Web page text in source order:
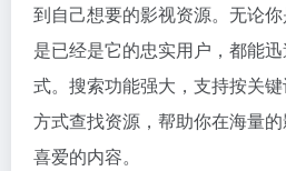
到自己想要的影视资源。无论
是已经是它的忠实用户，都能
式。搜索功能强大，支持按关
方式查找资源，帮助你在海量
喜爱的内容。